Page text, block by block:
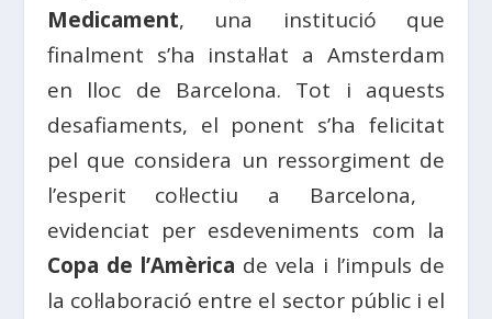
Medicament, una institució que
finalment s’ha instal·lat a Amsterdam
en lloc de Barcelona. Tot i aquests
desafiaments, el ponent s’ha felicitat
pel que considera un ressorgiment de
l’esperit col·lectiu a Barcelona, ​​
evidenciat per esdeveniments com la
Copa de l’Amèrica de vela i l’impuls de
la col·laboració entre el sector públic i el